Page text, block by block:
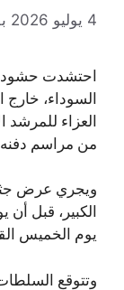
4 يوليو 2026
احتشدت حشود
السوداء،
العزاء للمرشد
من مراسم
ويجري عرض
الكبير، قبل
يوم الخميس